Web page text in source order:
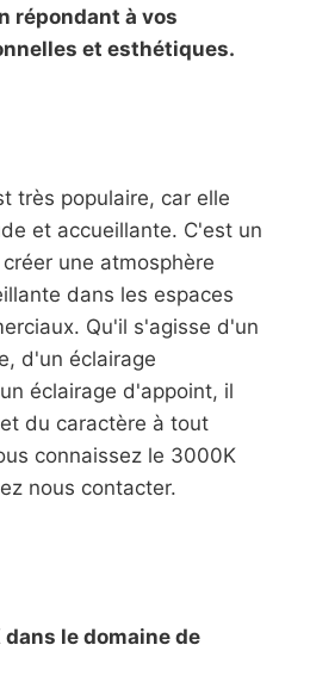
répondant à vos
et esthétiques.
très populaire, car elle
et accueillante. C'est un
une atmosphère
dans les espaces
Qu'il s'agisse d'un
d'un éclairage
éclairage d'appoint, il
du caractère à tout
connaissez le 3000K
nous contacter.
le domaine de